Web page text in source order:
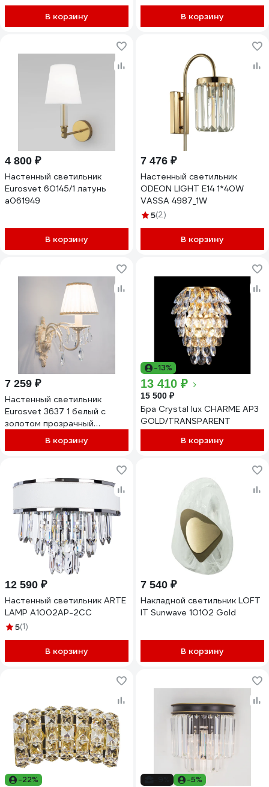
В корзину В корзину
4 800 ₽
Настенный светильник
Eurosvet 60145/1 латунь
a061949
В корзину
7 476 ₽
Настенный светильник
ODEON LIGHT E14 1*40W
VASSA 4987_1W
5(2)
В корзину
7 259 ₽
Настенный светильник
Eurosvet 3637 1 белый с
золотом прозрачный
хрусталь Strotskis
00000068947
В корзину
-13%
13 410 ₽
15 500 ₽
Бра Crystal lux CHARME AP3
GOLD/TRANSPARENT
В корзину
12 590 ₽
Настенный светильник ARTE
LAMP A1002AP-2CC
5(1)
В корзину
7 540 ₽
Накладной светильник LOFT
IT Sunwave 10102 Gold
В корзину
-22% -5%